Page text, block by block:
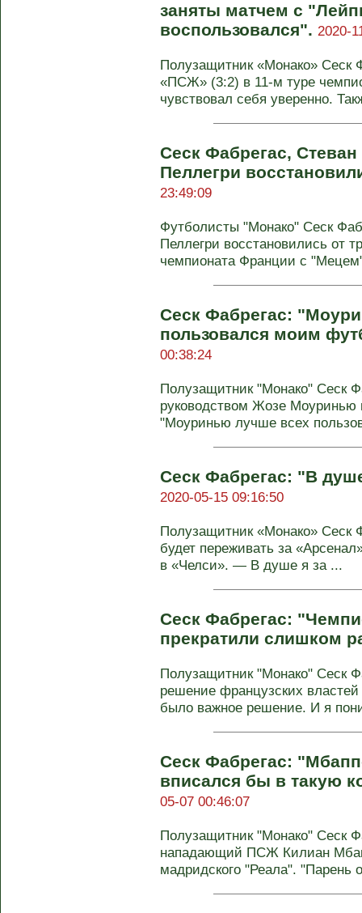
заняты матчем с
воспользовался". 2020-
Полузащитник «Монако» Сеск
«ПСЖ» (3:2) в 11-м туре
чувствовал себя уверенно.
Сеск Фабрегас,
Пеллегри
23:49:09
Футболисты "Монако" Сеск
Пеллегри восстановились от
чемпионата Франции с
Сеск Фабрегас:
пользовался моим
00:38:24
Полузащитник "Монако" Сеск
руководством Жозе Моуринью
"Моуринью лучше всех
Сеск Фабрегас: "В
2020-05-15 09:16:50
Полузащитник «Монако» Сеск
будет переживать за
в «Челси». — В душе я за ...
Сеск Фабрегас:
прекратили слишком
Полузащитник "Монако" Сеск
решение французских
было важное решение. И я
Сеск Фабрегас:
вписался бы в такую
05-07 00:46:07
Полузащитник "Монако" Сеск
нападающий ПСЖ Килиан
мадридского "Реала". "Парень